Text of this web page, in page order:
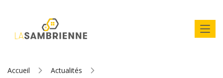
Accueil Actualités